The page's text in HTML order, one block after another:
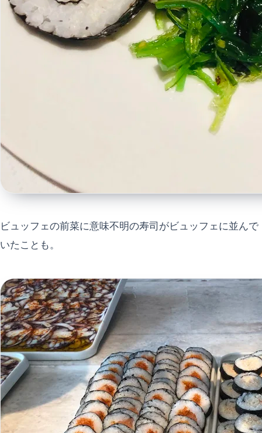
ビュッフェの前菜に意味不明の寿司がビュッフェに並んで
いたことも。